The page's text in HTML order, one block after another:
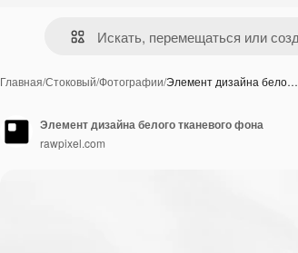
Главная/Стоковый/Фотографии/Элемент дизайна бело…
Элемент дизайна белого тканевого фона
rawpixel.com